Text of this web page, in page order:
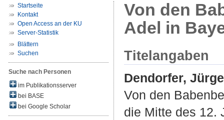
Startseite
Kontakt
Open Access an der KU
Server-Statistik
Blättern
Suchen
Suche nach Personen
im Publikationsserver
bei BASE
bei Google Scholar
Von den
Adel in
Titelangaben
Dendorfer,
Von den
die Mitte des 12.